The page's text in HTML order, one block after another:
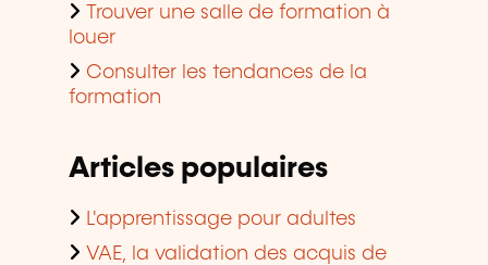
Trouver une salle de formation à
louer
Consulter les tendances de la
formation
Articles populaires
L'apprentissage pour adultes
VAE, la validation des acquis de